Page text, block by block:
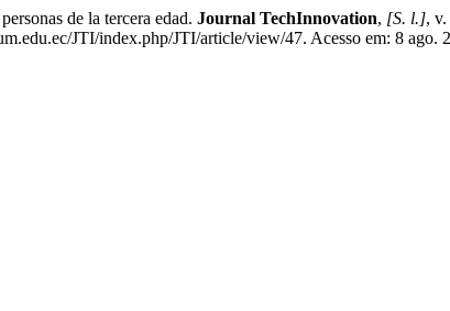
de la tercera edad. Journal TechInnovation, [S. l.],
JTI/index.php/JTI/article/view/47. Acesso em: 8 ago.